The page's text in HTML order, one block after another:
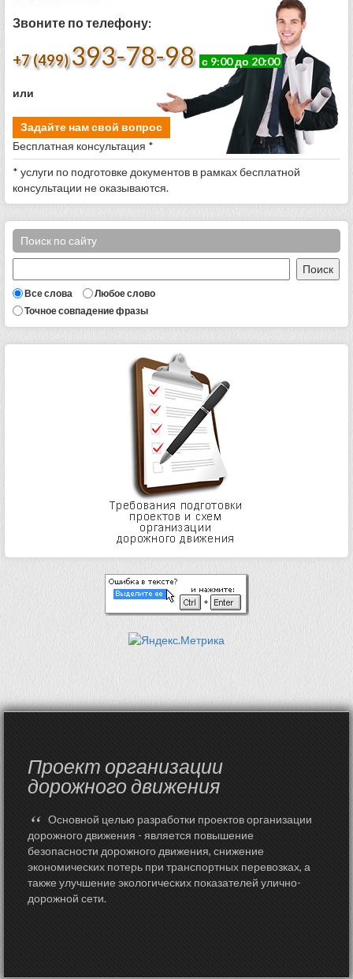
Звоните по телефону:
+7 (499) 393-78-98 с 9:00 до 20:00
или
Задайте нам свой вопрос
Бесплатная консультация *
* услуги по подготовке документов в рамках бесплатной
консультации не оказываются.
Поиск по сайту
Все слова
Любое слово
Точное совпадение фразы
Проект организации
дорожного движения
“ Основной целью разработки проектов организации
дорожного движения - является повышение
безопасности дорожного движения, снижение
экономических потерь при транспортных перевозках, а
также улучшение экологических показателей улично-
дорожной сети.